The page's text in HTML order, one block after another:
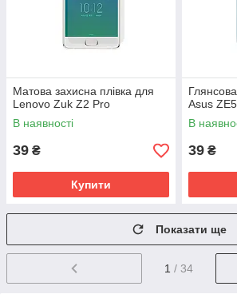
Матова захисна плівка для
Lenovo Zuk Z2 Pro
В наявності
39 ₴
Купити
Asus
В
39 ₴
Показати ще
1 / 34